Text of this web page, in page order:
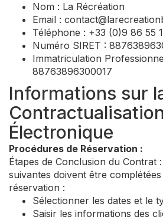
Nom : La Récréation
Email :
Téléphone : +33 (0)9 86 55
Numéro SIRET :
Immatriculation
88763896300017
Informations sur
Contractualisation
Électronique
Procédures de Réservation :
Étapes de Conclusion du Contrat
suivantes doivent être
réservation :
Sélectionner les dates et le
Saisir les informations des